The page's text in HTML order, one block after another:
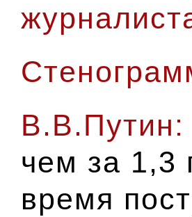
В.В.Путин:
чем за 1,3
время